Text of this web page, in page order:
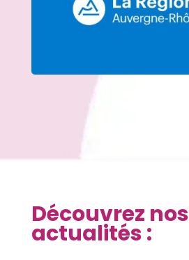
Découvrez nos
actualités :